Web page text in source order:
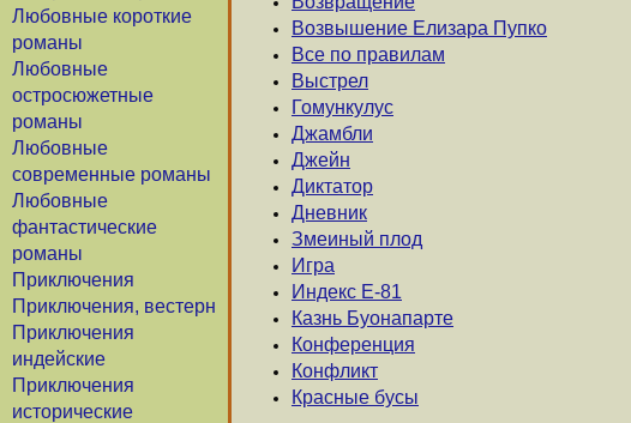
Любовные короткие
романы
Любовные
остросюжетные
романы
Любовные
современные романы
Любовные
фантастические
романы
Приключения
Приключения, вестерн
Приключения
индейские
Приключения
исторические
Возвышение Елизара Пупко
Все по правилам
Выстрел
Гомункулус
Джамбли
Джейн
Диктатор
Дневник
Змеиный плод
Игра
Индекс Е-81
Казнь Буонапарте
Конференция
Конфликт
Красные бусы